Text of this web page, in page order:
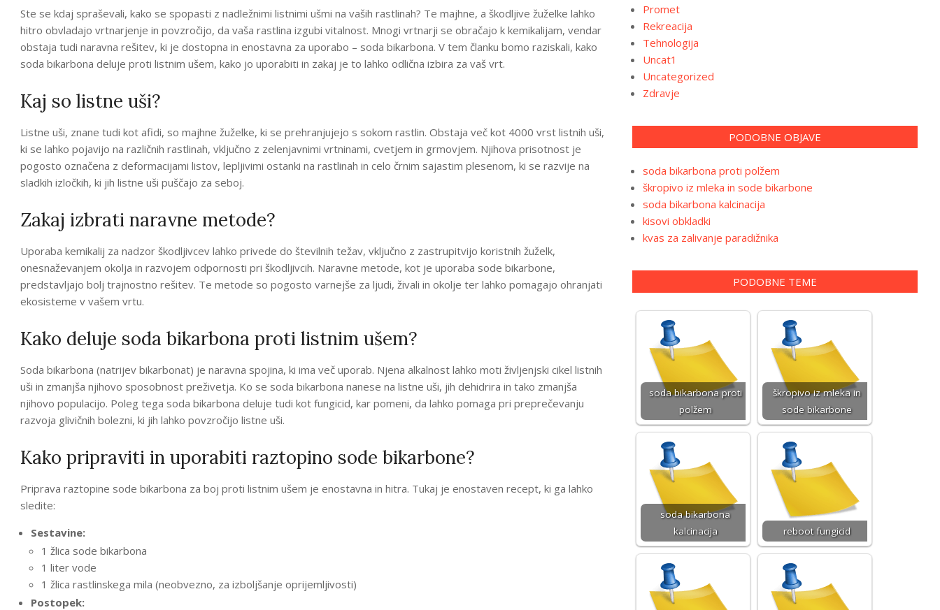
Ste se kdaj spraševali, kako se spopasti z nadležnimi listnimi ušmi na vaših rastlinah? Te majhne, a škodljive žuželke lahko
hitro obvladajo vrtnarjenje in povzročijo, da vaša rastlina izgubi vitalnost. Mnogi vrtnarji se obračajo k kemikalijam, vendar
obstaja tudi naravna rešitev, ki je dostopna in enostavna za uporabo – soda bikarbona. V tem članku bomo raziskali, kako
soda bikarbona deluje proti listnim ušem, kako jo uporabiti in zakaj je to lahko odlična izbira za vaš vrt.
Kaj so listne uši?
Listne uši, znane tudi kot afidi, so majhne žuželke, ki se prehranjujejo s sokom rastlin. Obstaja več kot 4000 vrst listnih uši,
ki se lahko pojavijo na različnih rastlinah, vključno z zelenjavnimi vrtninami, cvetjem in grmovjem. Njihova prisotnost je
pogosto označena z deformacijami listov, lepljivimi ostanki na rastlinah in celo črnim sajastim plesenom, ki se razvije na
sladkih izločkih, ki jih listne uši puščajo za seboj.
Zakaj izbrati naravne metode?
Uporaba kemikalij za nadzor škodljivcev lahko privede do številnih težav, vključno z zastrupitvijo koristnih žuželk,
onesnaževanjem okolja in razvojem odpornosti pri škodljivcih. Naravne metode, kot je uporaba sode bikarbone,
predstavljajo bolj trajnostno rešitev. Te metode so pogosto varnejše za ljudi, živali in okolje ter lahko pomagajo ohranjati
ekosisteme v vašem vrtu.
Kako deluje soda bikarbona proti listnim ušem?
Soda bikarbona (natrijev bikarbonat) je naravna spojina, ki ima več uporab. Njena alkalnost lahko moti življenjski cikel listnih
uši in zmanjša njihovo sposobnost preživetja. Ko se soda bikarbona nanese na listne uši, jih dehidrira in tako zmanjša
njihovo populacijo. Poleg tega soda bikarbona deluje tudi kot fungicid, kar pomeni, da lahko pomaga pri preprečevanju
razvoja glivičnih bolezni, ki jih lahko povzročijo listne uši.
Kako pripraviti in uporabiti raztopino sode bikarbone?
Priprava raztopine sode bikarbona za boj proti listnim ušem je enostavna in hitra. Tukaj je enostaven recept, ki ga lahko
sledite:
Sestavine:
1 žlica sode bikarbona
1 liter vode
1 žlica rastlinskega mila (neobvezno, za izboljšanje oprijemljivosti)
Postopek:
Promet
Rekreacija
Tehnologija
Uncat1
Uncategorized
Zdravje
PODOBNE OBJAVE
soda bikarbona proti polžem
škropivo iz mleka in sode bikarbone
soda bikarbona kalcinacija
kisovi obkladki
kvas za zalivanje paradižnika
PODOBNE TEME
soda bikarbona proti
polžem
škropivo iz mleka in
sode bikarbone
soda bikarbona
kalcinacija
reboot fungicid